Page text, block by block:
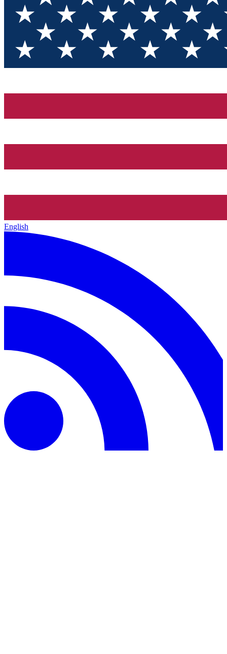
English